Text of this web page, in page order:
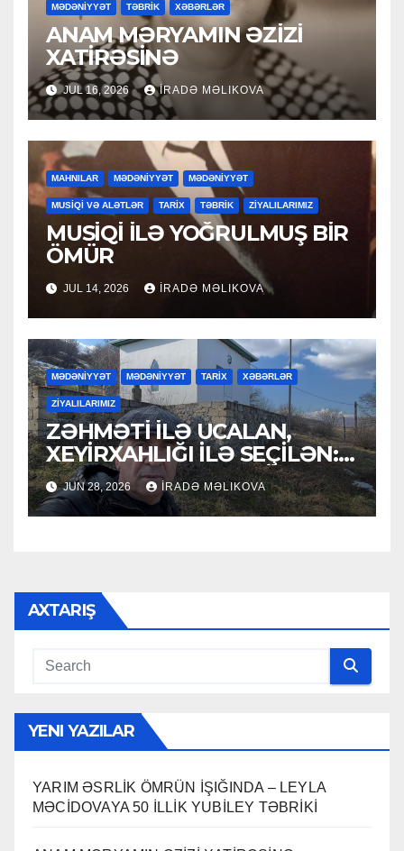
MƏDƏNİYYƏT TƏBRİK XƏBƏRLƏR
ANAM MƏRYAMIN ƏZİZİ
XATİRƏSİNƏ
JUL 16, 2026 İRADƏ MƏLIKOVA
MAHNILAR MƏDƏNİYYƏT MƏDƏNİYYƏT
MUSİQİ VƏ ALƏTLƏR TARİX TƏBRİK ZİYALILARIMIZ
MUSİQİ İLƏ YOĞRULMUŞ BİR
ÖMÜR
JUL 14, 2026 İRADƏ MƏLIKOVA
MƏDƏNİYYƏT MƏDƏNİYYƏT TARİX XƏBƏRLƏR
ZİYALILARIMIZ
ZƏHMƏTİ İLƏ UCALAN,
XEYİRXAHLIĞI İLƏ SEÇİLƏN:
HACI RAMAZAN QULİYEV
JUN 28, 2026 İRADƏ MƏLIKOVA
AXTARIŞ
YENI YAZILAR
YARIM ƏSRLİK ÖMRÜN İŞIĞINDA – LEYLA
MƏCİDOVAYA 50 İLLİK YUBİLEY TƏBRİKİ